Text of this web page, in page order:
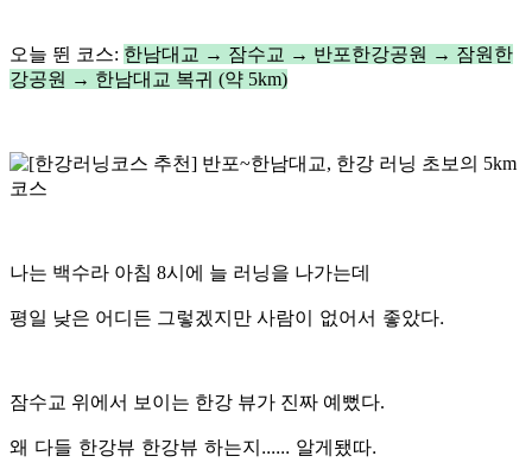
오늘 뛴 코스: 한남대교 → 잠수교 → 반포한강공원 → 잠원한
강공원 → 한남대교 복귀 (약 5km)
나는 백수라 아침 8시에 늘 러닝을 나가는데
평일 낮은 어디든 그렇겠지만 사람이 없어서 좋았다.
잠수교 위에서 보이는 한강 뷰가 진짜 예뻤다.
왜 다들 한강뷰 한강뷰 하는지...... 알게됐따.